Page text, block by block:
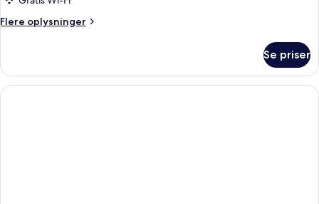
Flere oplysninger
Flere
Se priser